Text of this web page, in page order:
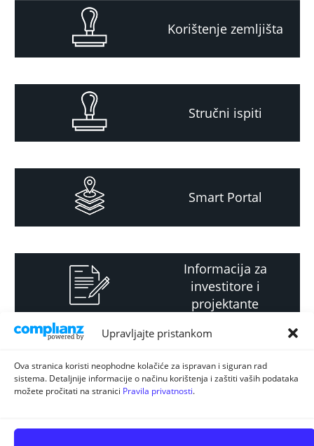
Upravljajte pristankom
Ova stranica koristi neophodne kolačiće za ispravan i siguran rad
sistema. Detaljnije informacije o načinu korištenja i zaštiti vaših podataka
možete pročitati na stranici Pravila privatnosti.
Korištenje zemljišta
Stručni ispiti
Smart Portal
Informacija za
investitore i
projektante
Strateški i planski
dokument